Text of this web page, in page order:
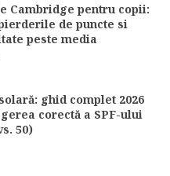
Cambridge pentru copii:
de puncte si
peste media
ghid complet 2026
corectă a SPF-ului
50)